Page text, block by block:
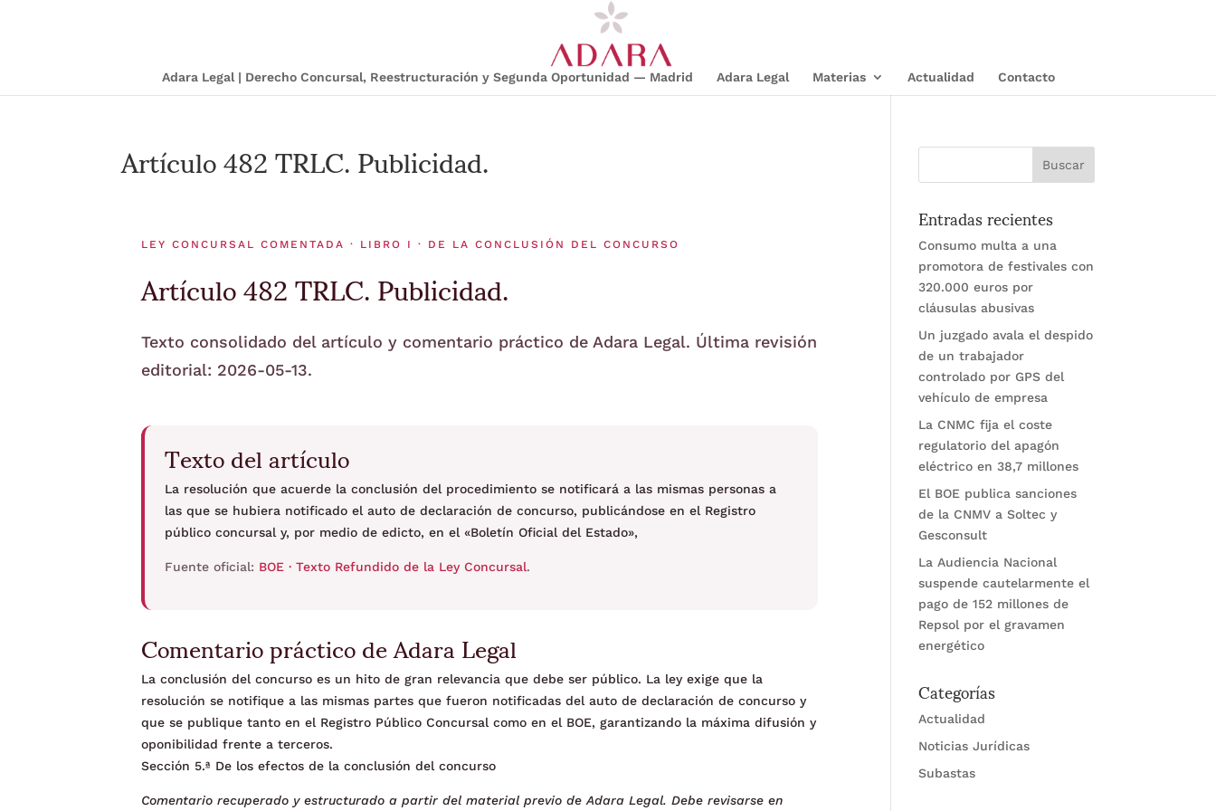
Adara Legal | Derecho Concursal, Reestructuración y Segunda Oportunidad — Madrid Adara Legal Materias Actualidad Contacto
Artículo 482 TRLC. Publicidad.
LEY CONCURSAL COMENTADA · LIBRO I · DE LA CONCLUSIÓN DEL CONCURSO
Artículo 482 TRLC. Publicidad.
Texto consolidado del artículo y comentario práctico de Adara Legal. Última revisión
editorial: 2026-05-13.
Texto del artículo
La resolución que acuerde la conclusión del procedimiento se notificará a las mismas personas a
las que se hubiera notificado el auto de declaración de concurso, publicándose en el Registro
público concursal y, por medio de edicto, en el «Boletín Oficial del Estado»,
Fuente oficial: BOE · Texto Refundido de la Ley Concursal.
Comentario práctico de Adara Legal
La conclusión del concurso es un hito de gran relevancia que debe ser público. La ley exige que la
resolución se notifique a las mismas partes que fueron notificadas del auto de declaración de concurso y
que se publique tanto en el Registro Público Concursal como en el BOE, garantizando la máxima difusión y
oponibilidad frente a terceros.
Sección 5.ª De los efectos de la conclusión del concurso
Comentario recuperado y estructurado a partir del material previo de Adara Legal. Debe revisarse en
Entradas recientes
Consumo multa a una
promotora de festivales con
320.000 euros por
cláusulas abusivas
Un juzgado avala el despido
de un trabajador
controlado por GPS del
vehículo de empresa
La CNMC fija el coste
regulatorio del apagón
eléctrico en 38,7 millones
El BOE publica sanciones
de la CNMV a Soltec y
Gesconsult
La Audiencia Nacional
suspende cautelarmente el
pago de 152 millones de
Repsol por el gravamen
energético
Categorías
Actualidad
Noticias Jurídicas
Subastas